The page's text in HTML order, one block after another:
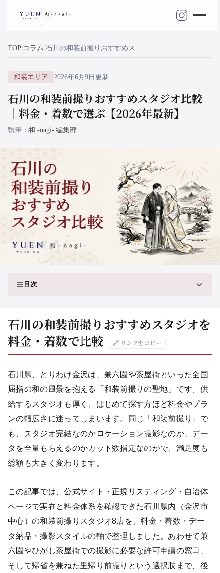
TOP コラム 石川の和装前撮りおすすめスタジオ比較｜料金・着数で選ぶ【2026年最新】
和装エリア 2026年6月9日更新
石川の和装前撮りおすすめスタジオ比較
｜料金・着数で選ぶ【2026年最新】
執筆 和 -nagi- 編集部
目次
石川の和装前撮りおすすめスタジオを
料金・着数で比較
🔗 リンクをコピー
石川県、とりわけ金沢は、兼六園や茶屋街といった全国
屈指の和の風景を抱える「和装前撮りの聖地」です。供
給するスタジオも厚く、はじめて探す方ほど料金やプラ
ンの幅広さに迷ってしまいます。同じ「和装前撮り」で
も、スタジオ完結なのかロケーション撮影なのか、デー
タを全量もらえるのかカット数指定なのかで、満足度も
総額も大きく変わります。
この記事では、公式サイト・正規リスティング・自治体
ページで実在と料金体系を確認できた石川県内（金沢市
中心）の和装前撮りスタジオ8店を、料金・着数・デー
タ納品・撮影スタイルの軸で整理しました。あわせて兼
六園やひがし茶屋街での撮影に必要な許可申請の窓口、
そして帰省を兼ねた里帰り前撮りという選択肢まで、後